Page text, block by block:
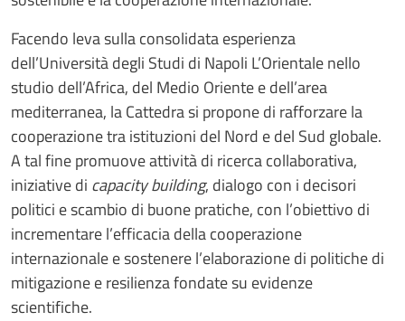
Facendo leva sulla consolidata esperienza
dell’Università degli Studi di Napoli L’Orientale nello
studio dell’Africa, del Medio Oriente e dell’area
mediterranea, la Cattedra si propone di rafforzare la
cooperazione tra istituzioni del Nord e del Sud globale.
A tal fine promuove attività di ricerca collaborativa,
iniziative di capacity building, dialogo con i decisori
politici e scambio di buone pratiche, con l’obiettivo di
incrementare l’efficacia della cooperazione
internazionale e sostenere l’elaborazione di politiche di
mitigazione e resilienza fondate su evidenze
scientifiche.